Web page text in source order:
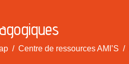
Centre de ressources AMI’S